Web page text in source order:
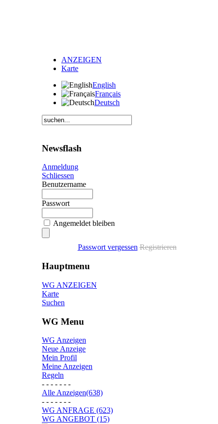
ANZEIGEN
Karte
English
Français
Deutsch
Newsflash
Anmeldung
Schliessen
Benutzername
Passwort
Angemeldet bleiben
Passwort vergessen Registrieren
Hauptmenu
WG ANZEIGEN
Karte
Suchen
WG Menu
WG Anzeigen
Neue Anzeige
Mein Profil
Meine Anzeigen
Regeln
- - - - - - -
Alle Anzeigen(638)
- - - - - - -
WG ANFRAGE (623)
WG ANGEBOT (15)